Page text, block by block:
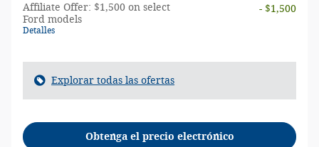
Affiliate Offer: $1,500 on select
Ford models
Detalles
- $1,500
Explorar todas las ofertas
Obtenga el precio electrónico